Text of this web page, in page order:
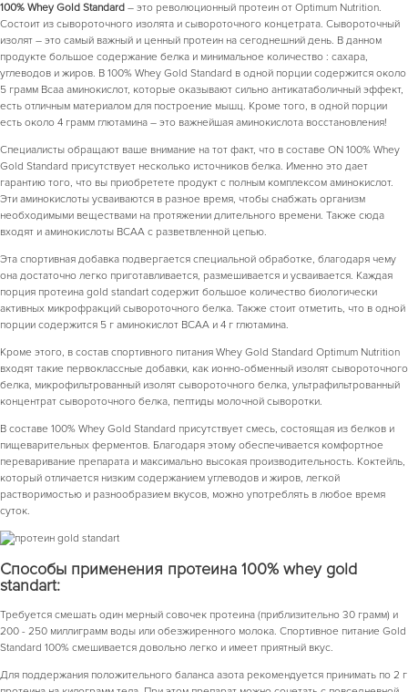
100% Whey Gold Standard – это революционный протеин от Optimum Nutrition.
Состоит из сывороточного изолята и сывороточного концетрата. Сывороточный
изолят – это самый важный и ценный протеин на сегоднешний день. В данном
продукте большое содержание белка и минимальное количество : сахара,
углеводов и жиров. В 100% Whey Gold Standard в одной порции содержится около
5 грамм Всаа аминокислот, которые оказывают сильно антикатаболичный эффект,
есть отличным материалом для построение мышц. Кроме того, в одной порции
есть около 4 грамм глютамина – это важнейшая аминокислота восстановления!
Специалисты обращают ваше внимание на тот факт, что в составе ON 100% Whey
Gold Standard присутствует несколько источников белка. Именно это дает
гарантию того, что вы приобретете продукт с полным комплексом аминокислот.
Эти аминокислоты усваиваются в разное время, чтобы снабжать организм
необходимыми веществами на протяжении длительного времени. Также сюда
входят и аминокислоты ВСАА с разветвленной цепью.
Эта спортивная добавка подвергается специальной обработке, благодаря чему
она достаточно легко приготавливается, размешивается и усваивается. Каждая
порция протеина gold standart содержит большое количество биологически
активных микрофракций сывороточного белка. Также стоит отметить, что в одной
порции содержится 5 г аминокислот ВСАА и 4 г глютамина.
Кроме этого, в состав спортивного питания Whey Gold Standard Optimum Nutrition
входят такие первоклассные добавки, как ионно-обменный изолят сывороточного
белка, микрофильтрованный изолят сывороточного белка, ультрафильтрованный
концентрат сывороточного белка, пептиды молочной сыворотки.
В составе 100% Whey Gold Standard присутствует смесь, состоящая из белков и
пищеварительных ферментов. Благодаря этому обеспечивается комфортное
переваривание препарата и максимально высокая производительность. Коктейль,
который отличается низким содержанием углеводов и жиров, легкой
растворимостью и разнообразием вкусов, можно употреблять в любое время
суток.
Способы применения протеина 100% whey gold
standart:
Требуется смешать один мерный совочек протеина (приблизительно 30 грамм) и
200 - 250 миллиграмм воды или обезжиренного молока. Спортивное питание Gold
Standard 100% смешивается довольно легко и имеет приятный вкус.
Для поддержания положительного баланса азота рекомендуется принимать по 2 г